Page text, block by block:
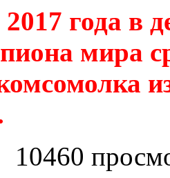
2017 года
мира
о 22 страны, 500 спортсменов
годовщины ВЛКСМ звание
Черкесии Айшат Джатдоева!
10460